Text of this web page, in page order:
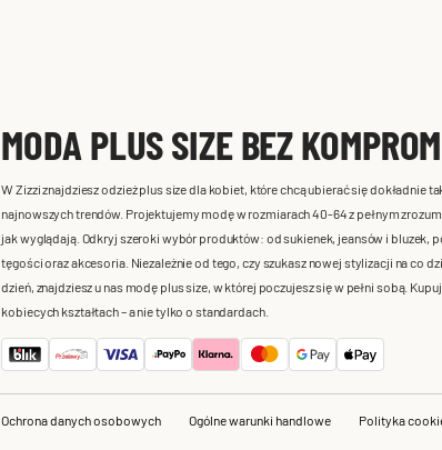
MODA PLUS SIZE BEZ
W Zizzi znajdziesz odzież plus size dla kobiet, które chcą ubierać się
najnowszych trendów. Projektujemy modę w rozmiarach 40-64 z pełnym
jak wyglądają. Odkryj szeroki wybór produktów: od sukienek, jeansów i
tęgości oraz akcesoria. Niezależnie od tego, czy szukasz nowej stylizacji na co
dzień, znajdziesz u nas modę plus size, w której poczujesz się w pełni sobą.
kobiecych kształtach – a nie tylko o standardach.
Ochrona danych osobowych Ogólne warunki handlowe Polityka